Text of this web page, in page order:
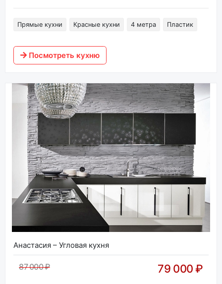
Прямые кухни Красные кухни 4 метра Пластик
Посмотреть кухню
Анастасия – Угловая кухня
87 000 ₽ 79 000 ₽